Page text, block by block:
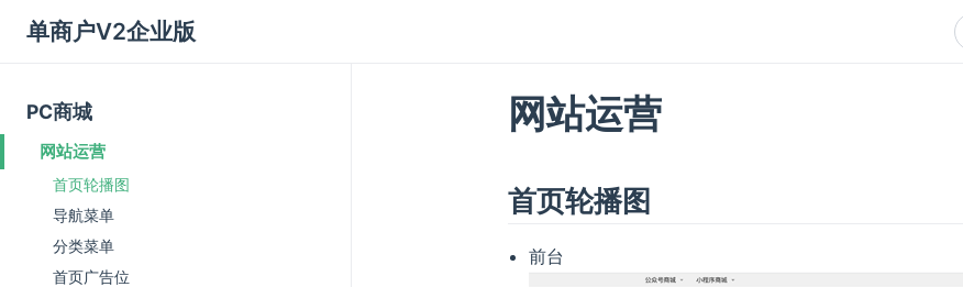
单商户V2企业版
PC商城
网站运营
首页轮播图
导航菜单
分类菜单
首页广告位
网站运营
首页轮播图
前台